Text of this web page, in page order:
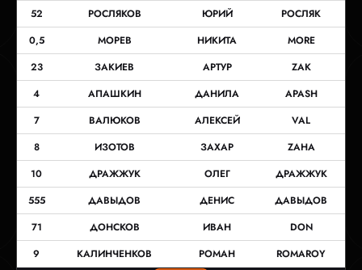
52
РОСЛЯКОВ ЮРИЙ
РОСЛЯК
0,5
МОРЕВ НИКИТА
MORE
23
ЗАКИЕВ АРТУР
ZAK
4
АПАШКИН ДАНИЛА
APASH
7
ВАЛЮКОВ АЛЕКСЕЙ
VAL
8
ИЗОТОВ ЗАХАР
ZAHA
10
ДРАЖЖУК ОЛЕГ
ДРАЖЖУК
555
ДАВЫДОВ ДЕНИС
ДАВЫДОВ
71
ДОНСКОВ ИВАН
DON
9
КАЛИНЧЕНКОВ РОМАН ROMAROY